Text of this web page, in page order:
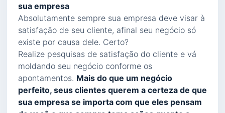
sua empresa
Absolutamente sempre sua empresa deve visar à
satisfação de seu cliente, afinal seu negócio só
existe por causa dele. Certo?
Realize pesquisas de satisfação do cliente e vá
moldando seu negócio conforme os
apontamentos. Mais do que um negócio
perfeito, seus clientes querem a certeza de que
sua empresa se importa com que eles pensam